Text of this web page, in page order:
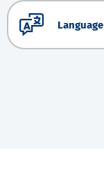
Language